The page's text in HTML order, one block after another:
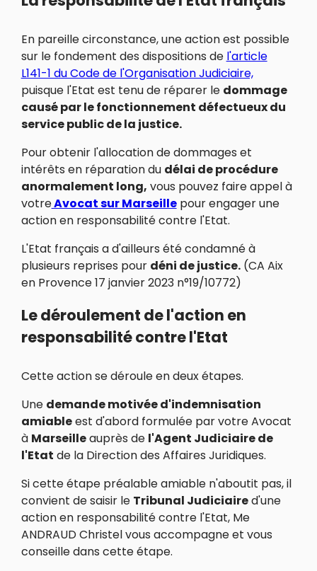
En pareille circonstance, une action est possible
sur le fondement des dispositions de l'article
L141-1 du Code de l'Organisation Judiciaire,
puisque l'Etat est tenu de réparer le dommage
causé par le fonctionnement défectueux du
service public de la justice.
Pour obtenir l'allocation de dommages et
intérêts en réparation du délai de procédure
anormalement long, vous pouvez faire appel à
votreAvocat sur Marseillepour engager une
action en responsabilité contre l'Etat.
L'Etat français a d'ailleurs été condamné à
plusieurs reprises pour déni de justice.(CA Aix
en Provence 17 janvier 2023 n°19/10772)
Le déroulement de l'action en
responsabilité contre l'Etat
Cette action se déroule en deux étapes.
Une demande motivée d'indemnisation
amiableest d'abord formulée par votre Avocat
à Marseilleauprès de l'Agent Judiciaire de
l'Etat de la Direction des Affaires Juridiques.
Si cette étape préalable amiable n'aboutit pas, il
convient de saisir le Tribunal Judiciaired'une
action en responsabilité contre l'Etat, Me
ANDRAUD Christel vous accompagne et vous
conseille dans cette étape.